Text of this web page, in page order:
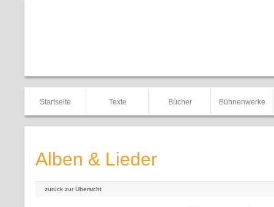
Startseite Texte Bücher Bühnenwerke
Alben & Lieder
zurück zur Übersicht